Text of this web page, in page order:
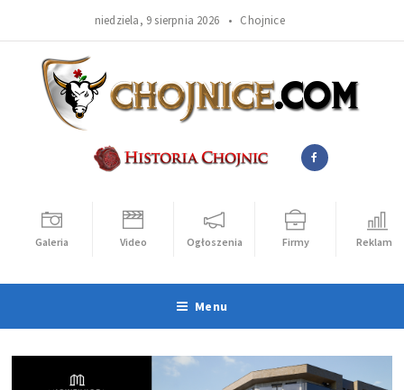
niedziela, 9 sierpnia 2026 • Chojnice
Galeria Video Ogłoszenia Firmy Reklama
Menu